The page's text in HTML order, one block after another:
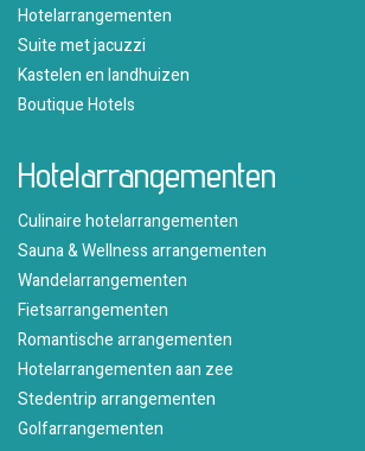
Hotelarrangementen
Suite met jacuzzi
Kastelen en landhuizen
Boutique Hotels
Hotelarrangementen
Culinaire hotelarrangementen
Sauna & Wellness arrangementen
Wandelarrangementen
Fietsarrangementen
Romantische arrangementen
Hotelarrangementen aan zee
Stedentrip arrangementen
Golfarrangementen